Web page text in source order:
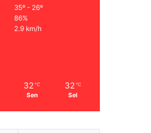
35º - 26º
86%
2.9 km/h
32 ℃
Sen
32 ℃
Sel